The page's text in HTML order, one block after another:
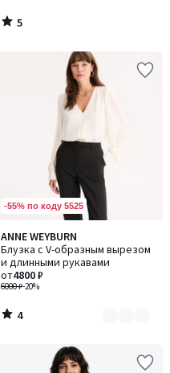
5
/
-55% по коду 5525
ANNE WEYBURN
Блузка с V-образным вырезом
и длинными рукавами
6000 ₽-20%
от4800 ₽
4
/
5
Количество
цветов:
2
4
/